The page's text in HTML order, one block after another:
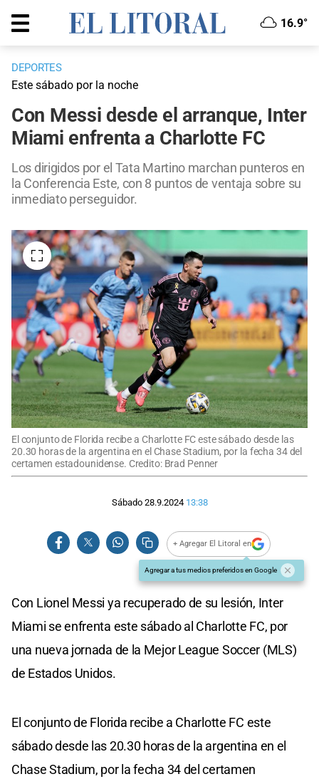
16.9°
DEPORTES
Este sábado por la noche
Con Messi desde el arranque, Inter
Miami enfrenta a Charlotte FC
Los dirigidos por el Tata Martino marchan punteros en
la Conferencia Este, con 8 puntos de ventaja sobre su
inmediato perseguidor.
El conjunto de Florida recibe a Charlotte FC este sábado desde las
20.30 horas de la argentina en el Chase Stadium, por la fecha 34 del
certamen estadounidense. Credito: Brad Penner
Sábado 28.9.2024 13:38
+ Agregar El Litoral en
Agregar a tus medios preferidos en Google
Con Lionel Messi ya recuperado de su lesión, Inter
Miami se enfrenta este sábado al Charlotte FC, por
una nueva jornada de la Mejor League Soccer (MLS)
de Estados Unidos.
El conjunto de Florida recibe a Charlotte FC este
sábado desde las 20.30 horas de la argentina en el
Chase Stadium, por la fecha 34 del certamen